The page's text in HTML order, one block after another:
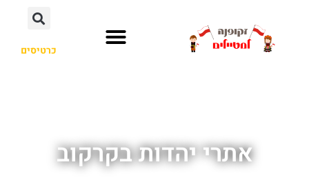
כרטיסים
אתרי יהדות בקרקוב